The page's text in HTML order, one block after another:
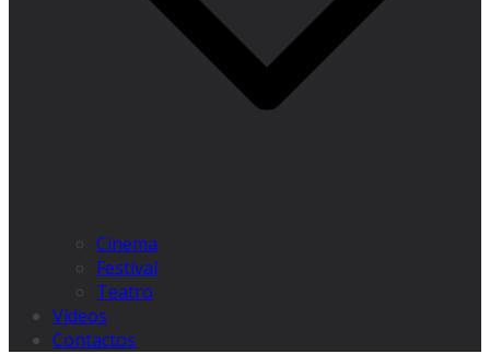
Cinema
Festival
Teatro
Videos
Contactos